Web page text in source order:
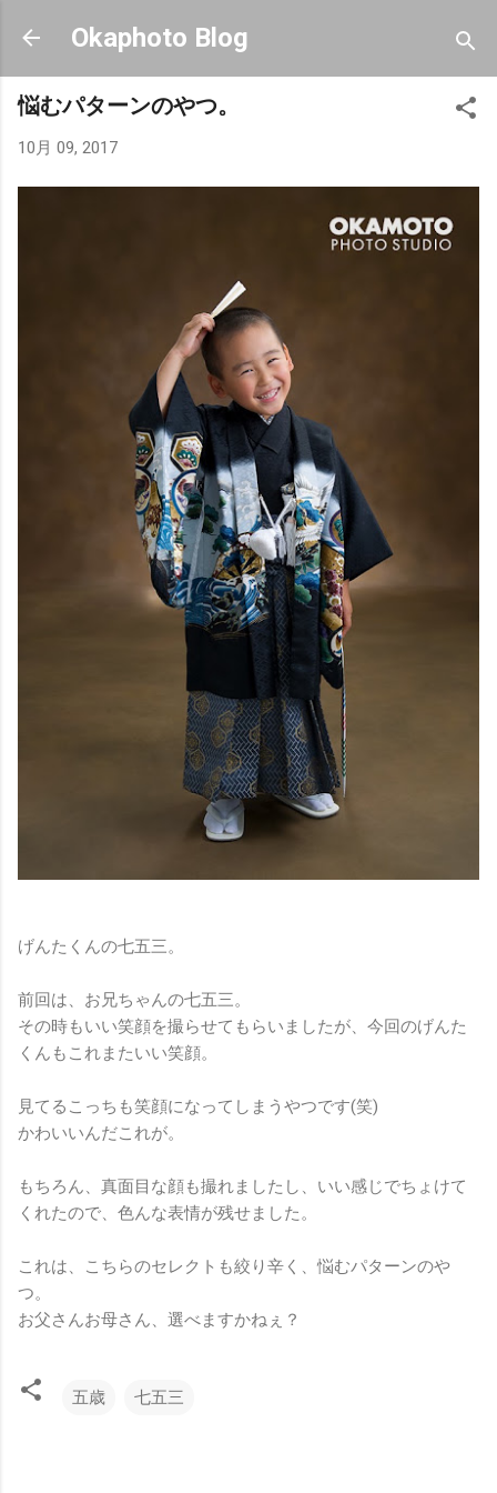
スキップしてメイン コンテンツに移動
Okaphoto Blog
悩むパターンのやつ。
10月 09, 2017
げんたくんの七五三。
前回は、お兄ちゃんの七五三。
その時もいい笑顔を撮らせてもらいましたが、今回のげんた
くんもこれまたいい笑顔。
見てるこっちも笑顔になってしまうやつです(笑)
かわいいんだこれが。
もちろん、真面目な顔も撮れましたし、いい感じでちょけて
くれたので、色んな表情が残せました。
これは、こちらのセレクトも絞り辛く、悩むパターンのや
つ。
お父さんお母さん、選べますかねぇ？
五歳 七五三